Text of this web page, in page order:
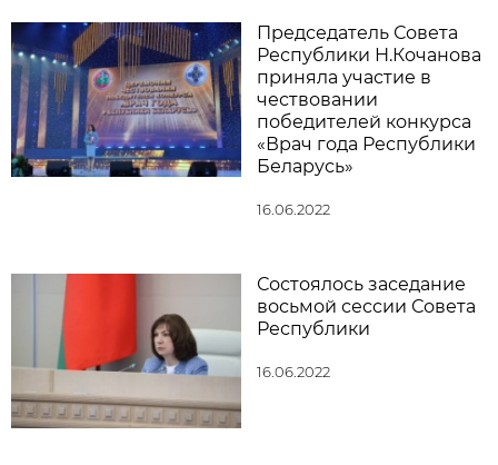
Председатель Совета
Республики Н.Кочанова
приняла участие в
чествовании
победителей конкурса
«Врач года Республики
Беларусь»
16.06.2022
Состоялось заседание
восьмой сессии Совета
Республики
16.06.2022